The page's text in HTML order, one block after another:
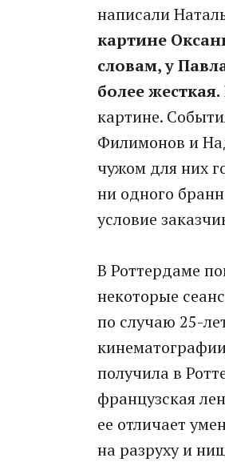
написали
картине
словам, у
более жесткая.
картине.
Филимонов и
чужом для них
ни одного
условие
В Роттердаме
некоторые
по случаю 25-
получила в
французская
ее отличает
на разруху и